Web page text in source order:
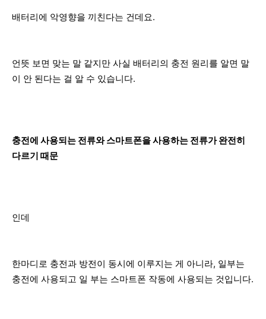
배터리에 악영향을 끼친다는 건데요.
언뜻 보면 맞는 말 같지만 사실 배터리의 충전 원리를 알면 말
이 안 된다는 걸 알 수 있습니다.
충전에 사용되는 전류와 스마트폰을 사용하는 전류가 완전히
다르기 때문
인데
한마디로 충전과 방전이 동시에 이루지는 게 아니라, 일부는
충전에 사용되고 일 부는 스마트폰 작동에 사용되는 것입니다.